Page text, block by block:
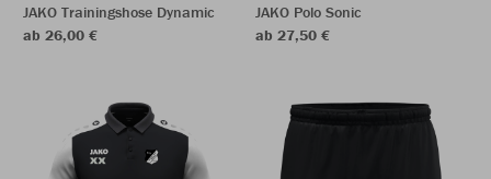
JAKO Trainingshose Dynamic
ab 26,00 €
JAKO Polo Sonic
ab 27,50 €